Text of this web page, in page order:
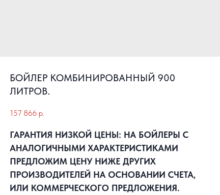
БОЙЛЕР КОМБИНИРОВАННЫЙ 900
ЛИТРОВ.
157 866 р.
ГАРАНТИЯ НИЗКОЙ ЦЕНЫ: НА БОЙЛЕРЫ С
АНАЛОГИЧНЫМИ ХАРАКТЕРИСТИКАМИ
ПРЕДЛОЖИМ ЦЕНУ НИЖЕ ДРУГИХ
ПРОИЗВОДИТЕЛЕЙ НА ОСНОВАНИИ СЧЕТА,
ИЛИ КОММЕРЧЕСКОГО ПРЕДЛОЖЕНИЯ.